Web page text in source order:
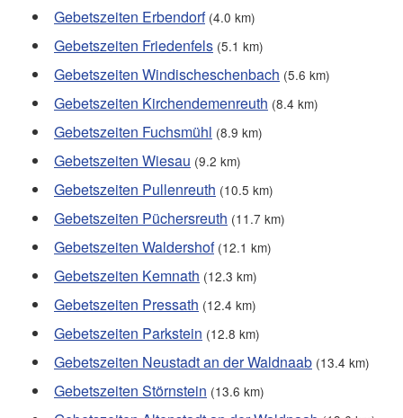
Gebetszeiten Erbendorf (4.0 km)
Gebetszeiten Friedenfels (5.1 km)
Gebetszeiten Windischeschenbach (5.6 km)
Gebetszeiten Kirchendemenreuth (8.4 km)
Gebetszeiten Fuchsmühl (8.9 km)
Gebetszeiten Wiesau (9.2 km)
Gebetszeiten Pullenreuth (10.5 km)
Gebetszeiten Püchersreuth (11.7 km)
Gebetszeiten Waldershof (12.1 km)
Gebetszeiten Kemnath (12.3 km)
Gebetszeiten Pressath (12.4 km)
Gebetszeiten Parkstein (12.8 km)
Gebetszeiten Neustadt an der Waldnaab (13.4 km)
Gebetszeiten Störnstein (13.6 km)